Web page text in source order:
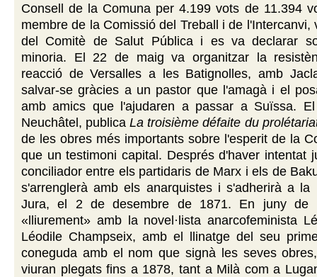
Consell de la Comuna per 4.199 vots de 11.394
membre de la Comissió del Treball i de l'Intercanvi,
del Comitè de Salut Pública i es va declarar
minoria. El 22 de maig va organitzar la
reacció de Versalles a les Batignolles, amb
salvar-se gràcies a un pastor que l'amagà i el
amb amics que l'ajudaren a passar a Suïssa.
Neuchâtel, publicaLa troisième défaite du
de les obres més importants sobre l'esperit de la
que un testimoni capital. Després d'haver intentat
conciliador entre els partidaris de Marx i els de
s'arrenglerà amb els anarquistes i s'adherirà a la
Jura, el 2 de desembre de 1871. En juny de
«lliurement» amb la novel·lista anarcofeminista
Léodile Champseix, amb el llinatge del seu
coneguda amb el nom que signà les seves
viuran plegats fins a 1878, tant a Milà com a